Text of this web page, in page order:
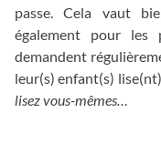
passe. Cela vaut
également pour les
demandent
leur(s) enfant(s)
lisez vous-mêmes…